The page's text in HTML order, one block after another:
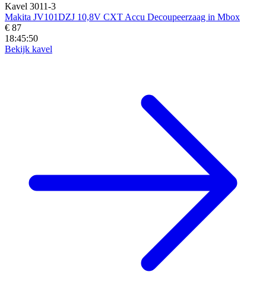
Kavel 3011-3
Makita JV101DZJ 10,8V CXT Accu Decoupeerzaag in Mbox
€ 87
18:45:48
Bekijk kavel